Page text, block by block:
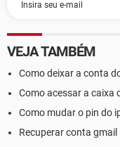
VEJA TAMBÉM
Como deixar a conta
Como acessar a caixa
Como mudar o pin do
Recuperar conta gmail